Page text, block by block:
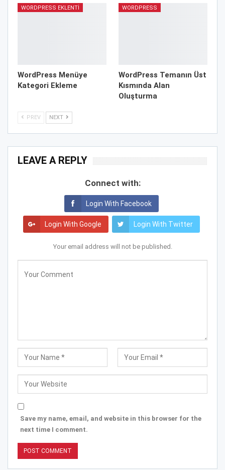
WORDPRESS EKLENTI
WordPress Menüye
Kategori Ekleme
WORDPRESS
WordPress Temanın Üst
Kısmında Alan
Oluşturma
PREV NEXT
LEAVE A REPLY
Connect with:
Login With Facebook
Login With Google Login With Twitter
Your email address will not be published.
Save my name, email, and website in this browser for the
next time I comment.